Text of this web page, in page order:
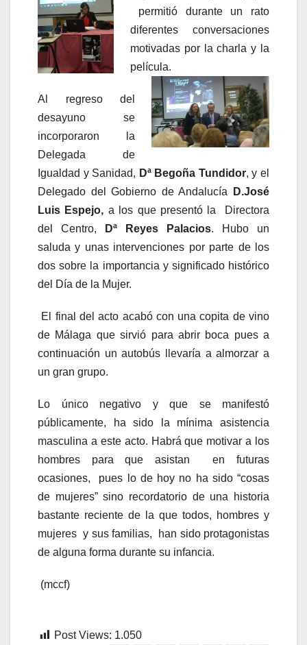
permitió durante un rato
diferentes conversaciones
motivadas por la charla y la
película.
Al regreso del
desayuno se
incorporaron la
Delegada de
Igualdad y Sanidad, Dª Begoña Tundidor, y el
Delegado del Gobierno de Andalucía
D.José
Luis Espejo, a los que presentó la Directora
del Centro,
Dª Reyes Palacios. Hubo un
saluda y unas intervenciones por parte de los
dos sobre la importancia y significado histórico
del Día de la Mujer.
El final del acto acabó con una copita de vino
de Málaga que sirvió para abrir boca pues a
continuación un autobús llevaría a almorzar a
un gran grupo.
Lo único negativo y que se manifestó
públicamente, ha sido la mínima asistencia
masculina a este acto. Habrá que motivar a los
hombres para que asistan en futuras
ocasiones, pues lo de hoy no ha sido “cosas
de mujeres” sino recordatorio de una historia
bastante reciente de la que todos, hombres y
mujeres y sus familias, han sido protagonistas
de alguna forma durante su infancia.
(mccf)
Post Views: 1.050